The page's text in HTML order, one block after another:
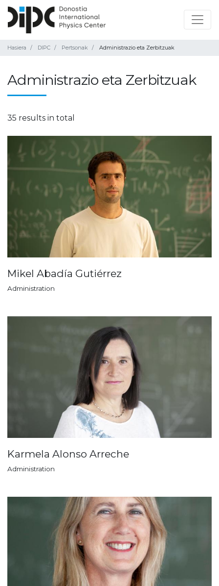
Hasiera DIPC Pertsonak Administrazio eta Zerbitzuak
Administrazio eta Zerbitzuak
35 results in total
Mikel Abadía Gutiérrez
Administration
Karmela Alonso Arreche
Administration